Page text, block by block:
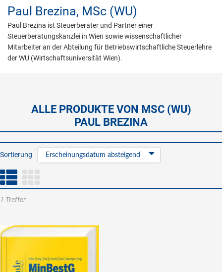
Paul Brezina, MSc (WU)
Paul Brezina ist Steuerberater und Partner einer
Steuerberatungskanzlei in Wien sowie wissenschaftlicher
Mitarbeiter an der Abteilung für Betriebswirtschaftliche Steuerlehre
der WU (Wirtschaftsuniversität Wien).
ALLE PRODUKTE VON MSC (WU)
PAUL BREZINA
Sortierung Erscheinungsdatum absteigend
1 Treffer